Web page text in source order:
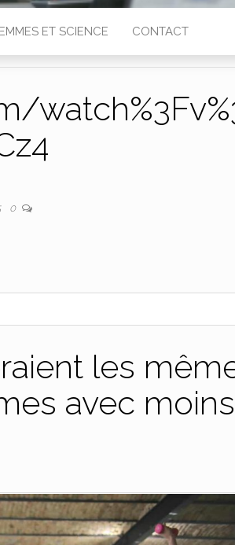
ET SCIENCE CONTACT
0
les
avec moins